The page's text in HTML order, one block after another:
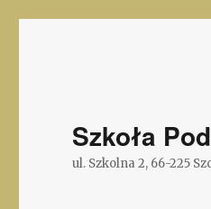
Szkoła
ul. Szkolna 2, 66-225